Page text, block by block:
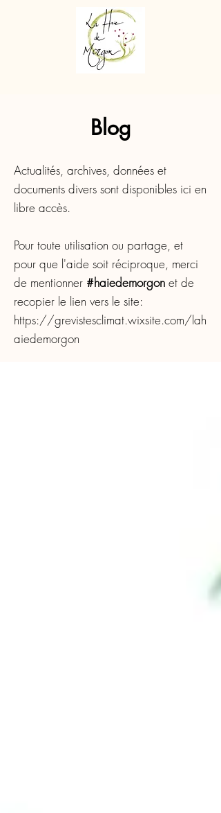
Blog
Actualités, archives, données et
documents divers sont disponibles ici en
libre accès.
Pour toute utilisation ou partage, et
pour que l'aide soit réciproque, merci
de mentionner #haiedemorgon et de
recopier le lien vers le site:
https://grevistesclimat.wixsite.com/lah
aiedemorgon